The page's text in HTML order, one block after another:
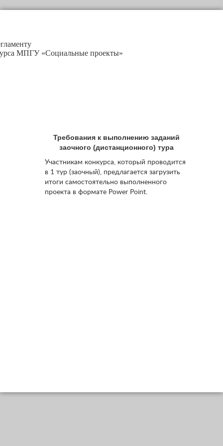
МПГУ «Социальные проекты»
Требования к выполнению заданий
заочного (дистанционного) тура
Участникам конкурса, который проводится
в 1 тур (заочный), предлагается загрузить
итоги самостоятельно выполненного
проекта в формате Power Point.